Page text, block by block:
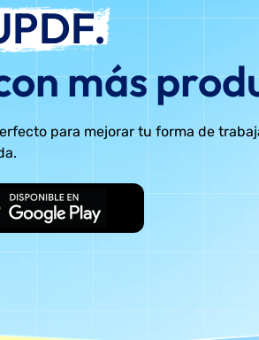
más
para mejorar tu forma de
gratis